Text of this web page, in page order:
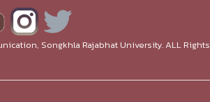
Songkhla Rajabhat University. ALL Rights